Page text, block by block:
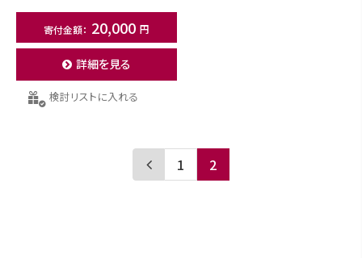
20,000
詳細を見る
検討リストに入れる
1 2